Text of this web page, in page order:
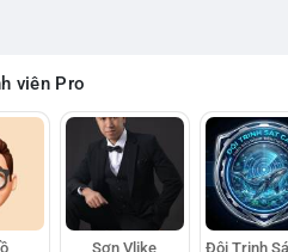
viên Pro
Sơn Vlike